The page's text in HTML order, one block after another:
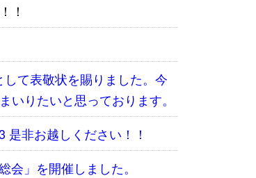
！
て表敬状を賜りました。今
りたいと思っております。
非お越しください！！
」を開催しました。